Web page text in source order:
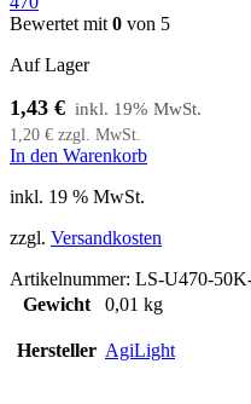
Bewertet mit 0 von 5
Auf Lager
1,43 €
1,20 € zzgl. MwSt.
In den Warenkorb
inkl. 19 % MwSt.
zzgl. Versandkosten
Artikelnummer: LS-U470-
Gewicht
0,01 kg
Hersteller AgiLight